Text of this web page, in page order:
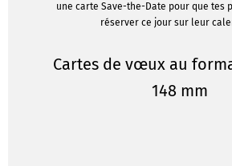
une carte Save-the-Date pour que tes
réserver ce jour sur leur
Cartes de vœux au
148 mm